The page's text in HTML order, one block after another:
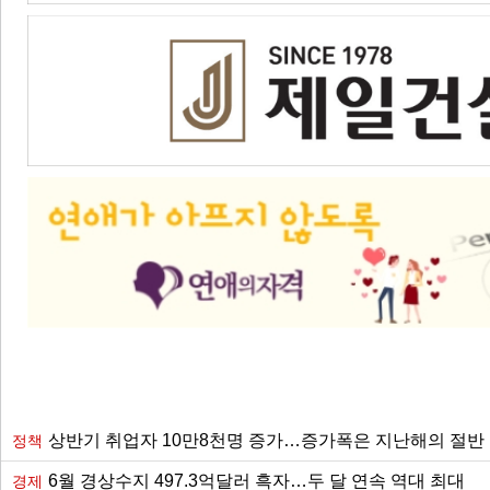
정책 상반기 취업자 10만8천명 증가…증가폭은 지난해의 절반
경제 6월 경상수지 497.3억달러 흑자…두 달 연속 역대 최대